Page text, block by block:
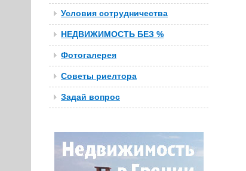
Условия сотрудничества
НЕДВИЖИМОСТЬ БЕЗ %
Фотогалерея
Советы риелтора
Задай вопрос